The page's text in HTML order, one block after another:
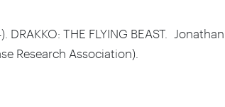
DRAKKO: THE FLYING BEAST.
Research Association).